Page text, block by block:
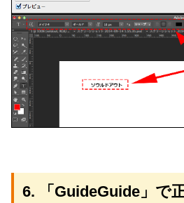
6. 「GuideGuide」で